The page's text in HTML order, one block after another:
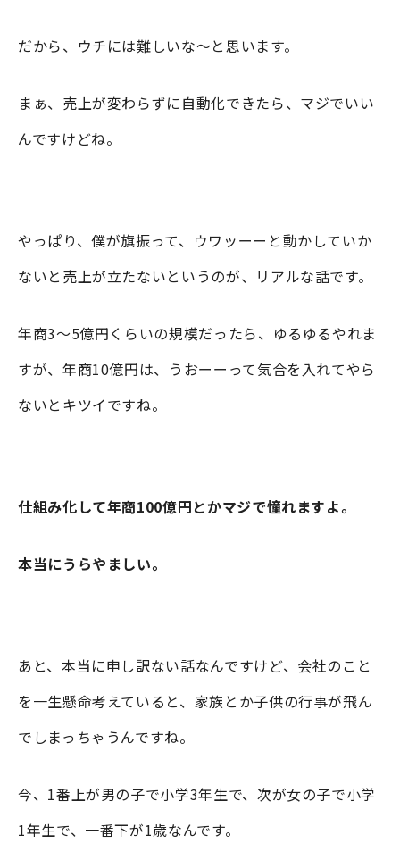
だから、ウチには難しいな～と思います。
まぁ、売上が変わらずに自動化できたら、マジでいい
んですけどね。
やっぱり、僕が旗振って、ウワッーーと動かしていか
ないと売上が立たないというのが、リアルな話です。
年商3～5億円くらいの規模だったら、ゆるゆるやれま
すが、年商10億円は、うおーーって気合を入れてやら
ないとキツイですね。
仕組み化して年商100億円とかマジで憧れますよ。
本当にうらやましい。
あと、本当に申し訳ない話なんですけど、会社のこと
を一生懸命考えていると、家族とか子供の行事が飛ん
でしまっちゃうんですね。
今、1番上が男の子で小学3年生で、次が女の子で小学
1年生で、一番下が1歳なんです。